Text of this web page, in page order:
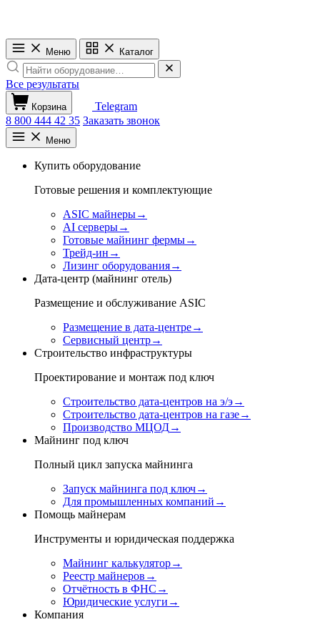
Меню Каталог
Все результаты
Корзина
Telegram
8 800 444 42 35 Заказать звонок
Меню
Купить оборудование
Готовые решения и комплектующие
ASIC майнеры→
AI серверы→
Готовые майнинг фермы→
Трейд-ин →
Лизинг оборудования→
Дата-центр (майнинг отель)
Размещение и обслуживание ASIC
Размещение в дата-центре→
Сервисный центр→
Строительство инфраструктуры
Проектирование и монтаж под ключ
Строительство дата-центров на э/э→
Строительство дата-центров на газе→
Производство МЦОД→
Майнинг под ключ
Полный цикл запуска майнинга
Запуск майнинга под ключ→
Для промышленных компаний →
Помощь майнерам
Инструменты и юридическая поддержка
Майнинг калькулятор→
Реестр майнеров →
Отчётность в ФНС →
Юридические услуги →
Компания